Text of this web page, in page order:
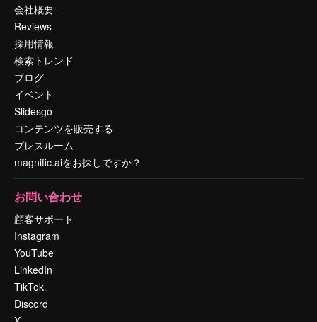
会社概要
Reviews
採用情報
検索トレンド
ブログ
イベント
Slidesgo
コンテンツを販売する
プレスルーム
magnific.aiをお探しですか？
お問い合わせ
顧客サポート
Instagram
YouTube
LinkedIn
TikTok
Discord